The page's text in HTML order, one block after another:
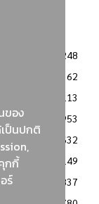
ของ
เป็นปกติ
กกี้
ร์
3248
2362
2113
1953
1632
1149
837